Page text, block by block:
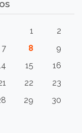
1
2
7 8
9
15
16
22
23
29
30